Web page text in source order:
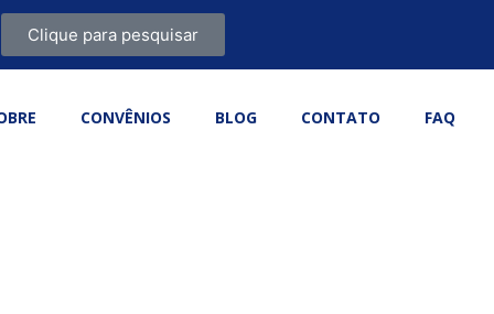
Clique para pesquisar
CONVÊNIOS BLOG CONTATO FAQ